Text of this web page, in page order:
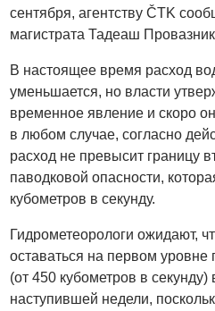
сентября, агентству ČTK
магистрата Тадеаш
В настоящее время расход
уменьшается, но власти
временное явление и скоро
в любом случае, согласно
расход не превысит границу
паводковой опасности,
кубометров в секунду.
Гидрометеорологи ожидают,
оставаться на первом уровне
(от 450 кубометров в секунду)
наступившей недели,